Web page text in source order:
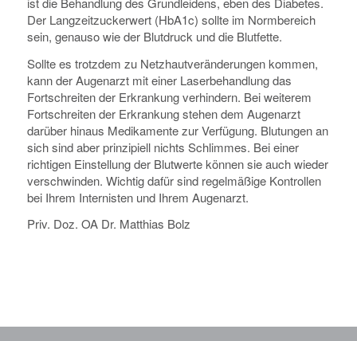
Der Langzeitzuckerwert (HbA1c) sollte im Normbereich
sein, genauso wie der Blutdruck und die Blutfette.
Sollte es trotzdem zu Netzhautveränderungen kommen,
kann der Augenarzt mit einer Laserbehandlung das
Fortschreiten der Erkrankung verhindern. Bei weiterem
Fortschreiten der Erkrankung stehen dem Augenarzt
darüber hinaus Medikamente zur Verfügung. Blutungen an
sich sind aber prinzipiell nichts Schlimmes. Bei einer
richtigen Einstellung der Blutwerte können sie auch wieder
verschwinden. Wichtig dafür sind regelmäßige Kontrollen
bei Ihrem Internisten und Ihrem Augenarzt.
Priv. Doz. OA Dr. Matthias Bolz